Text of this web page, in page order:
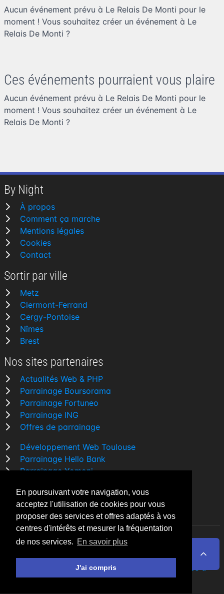
En poursuivant votre navigation, vous
acceptez l'utilisation de cookies pour vous
proposer des services et offres adaptés à vos
centres d'intérêts et mesurer la fréquentation
de nos services. En savoir plus
J'ai compris
Aucun événement prévu à Le Relais De Monti pour le
moment ! Vous souhaitez créer un événement à Le
Relais De Monti ?
Ces événements pourraient vous plaire
Aucun événement prévu à Le Relais De Monti pour le
moment ! Vous souhaitez créer un événement à Le
Relais De Monti ?
By Night
À propos
Comment ça marche
Mentions légales
Cookies
Contact
Sortir par ville
Metz
Clermont-Ferrand
Cergy-Pontoise
Nîmes
Brest
Nos sites partenaires
Actualités Web & PHP
Parrainage Boursorama
Parrainage Fortuneo
Parrainage ING
Offres de parrainage
Développement Web Toulouse
Parrainage Hello Bank
Parrainage Yomoni
Comparatif banque
By Night v5.7.3| © 2026 - Tous droits réservés
par undéveloppeur Web Freelance à
Toulouse